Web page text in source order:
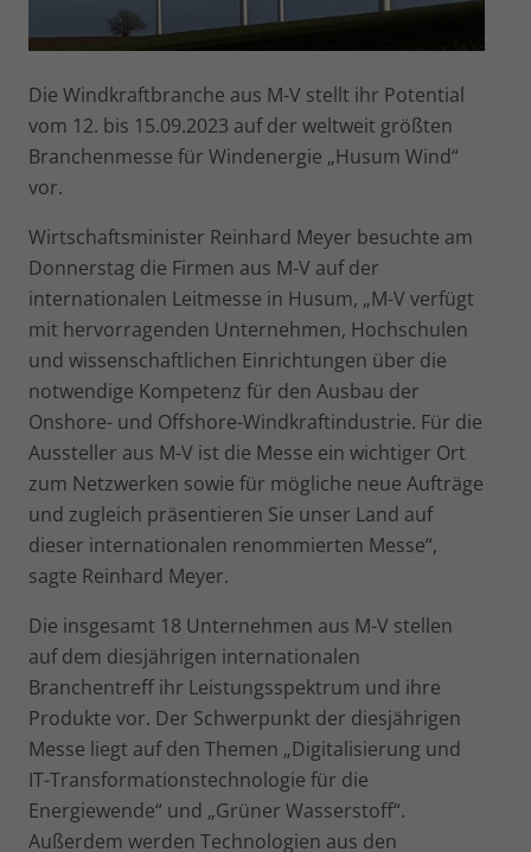
Die Windkraftbranche aus M-V stellt ihr Potential
vom 12. bis 15.09.2023 auf der weltweit größten
Branchenmesse für Windenergie „Husum Wind“
vor.
Wirtschaftsminister Reinhard Meyer besuchte am
Donnerstag die Firmen aus M-V auf der
internationalen Leitmesse in Husum, „M-V verfügt
mit hervorragenden Unternehmen, Hochschulen
und wissenschaftlichen Einrichtungen über die
notwendige Kompetenz für den Ausbau der
Onshore- und Offshore-Windkraftindustrie. Für die
Aussteller aus M-V ist die Messe ein wichtiger Ort
zum Netzwerken sowie für mögliche neue Aufträge
und zugleich präsentieren Sie unser Land auf
dieser internationalen renommierten Messe“,
sagte Reinhard Meyer.
Die insgesamt 18 Unternehmen aus M-V stellen
auf dem diesjährigen internationalen
Branchentreff ihr Leistungsspektrum und ihre
Produkte vor. Der Schwerpunkt der diesjährigen
Messe liegt auf den Themen „Digitalisierung und
IT-Transformationstechnologie für die
Energiewende“ und „Grüner Wasserstoff“.
Außerdem werden Technologien aus den